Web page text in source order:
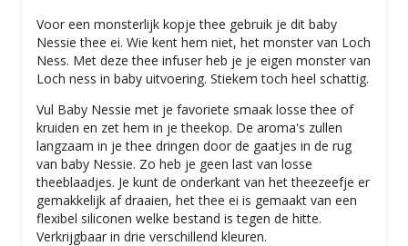
Voor een monsterlijk kopje thee gebruik je dit baby
Nessie thee ei. Wie kent hem niet, het monster van Loch
Ness. Met deze thee infuser heb je je eigen monster van
Loch ness in baby uitvoering. Stiekem toch heel schattig.
Vul Baby Nessie met je favoriete smaak losse thee of
kruiden en zet hem in je theekop. De aroma's zullen
langzaam in je thee dringen door de gaatjes in de rug
van baby Nessie. Zo heb je geen last van losse
theeblaadjes. Je kunt de onderkant van het theezeefje er
gemakkelijk af draaien, het thee ei is gemaakt van een
flexibel siliconen welke bestand is tegen de hitte.
Verkrijgbaar in drie verschillend kleuren.